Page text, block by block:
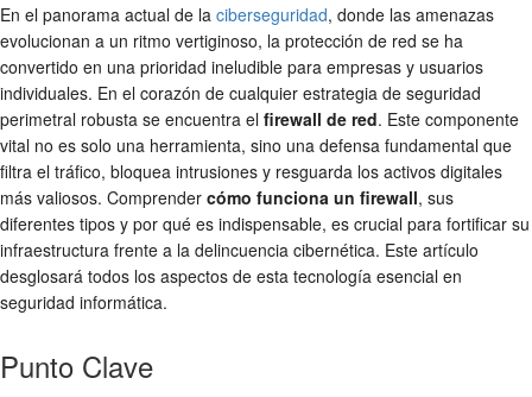
En el panorama actual de la ciberseguridad, donde las amenazas
evolucionan a un ritmo vertiginoso, la protección de red se ha
convertido en una prioridad ineludible para empresas y usuarios
individuales. En el corazón de cualquier estrategia de seguridad
perimetral robusta se encuentra el firewall de red. Este componente
vital no es solo una herramienta, sino una defensa fundamental que
filtra el tráfico, bloquea intrusiones y resguarda los activos digitales
más valiosos. Comprender cómo funciona un firewall, sus
diferentes tipos y por qué es indispensable, es crucial para fortificar su
infraestructura frente a la delincuencia cibernética. Este artículo
desglosará todos los aspectos de esta tecnología esencial en
seguridad informática.
Punto Clave